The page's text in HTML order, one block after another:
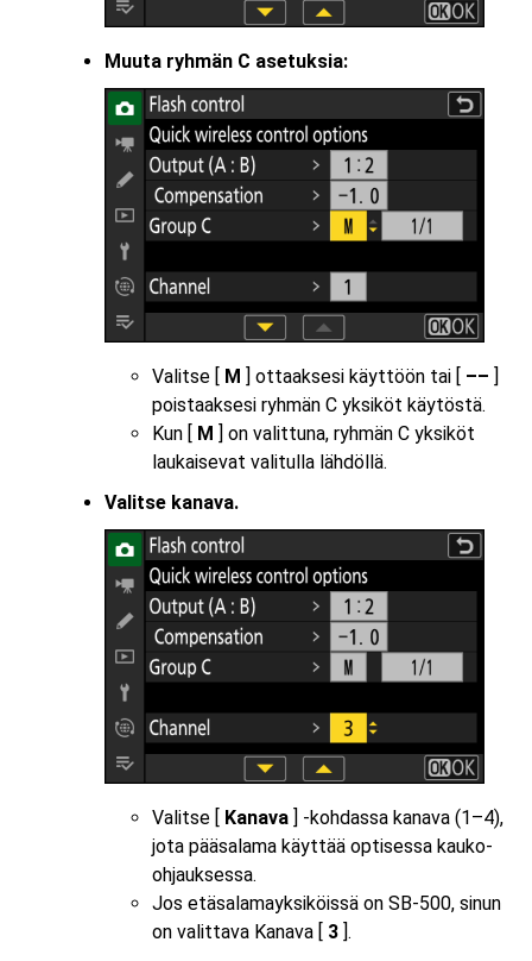
Muuta ryhmän C asetuksia:
Valitse [ M ] ottaaksesi käyttöön tai [ –– ]
poistaaksesi ryhmän C yksiköt käytöstä.
Kun [ M ] on valittuna, ryhmän C yksiköt
laukaisevat valitulla lähdöllä.
Valitse kanava.
Valitse [ Kanava ] -kohdassa kanava (1–4),
jota pääsalama käyttää optisessa kauko-
ohjauksessa.
Jos etäsalamayksiköissä on SB-500, sinun
on valittava Kanava [ 3 ].